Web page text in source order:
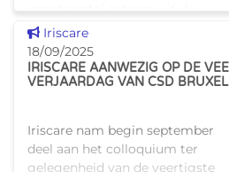
groot aantal actoren uit de
gezondheids- en welzijnssector
samen om de uit
Dit nieuws tonen
Iriscare
18/09/2025
IRISCARE AANWEZIG OP DE
VERJAARDAG VAN CSD
Iriscare nam begin september
deel aan het colloquium ter
gelegenheid van de veertigste